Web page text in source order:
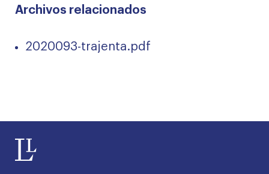
Archivos relacionados
2020093-trajenta.pdf